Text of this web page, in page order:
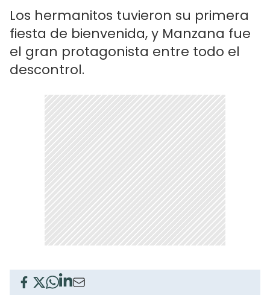
Los hermanitos tuvieron su primera
fiesta de bienvenida, y Manzana fue
el gran protagonista entre todo el
descontrol.